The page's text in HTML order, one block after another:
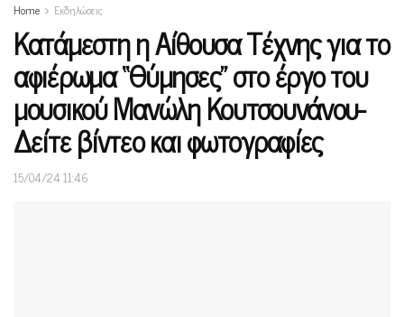
Home Εκδηλώσεις
Κατάμεστη η Αίθουσα Τέχνης για το
αφιέρωμα “Θύμησες” στο έργο του
μουσικού Μανώλη Κουτσουνάνου-
Δείτε βίντεο και φωτογραφίες
15/04/24 11:46